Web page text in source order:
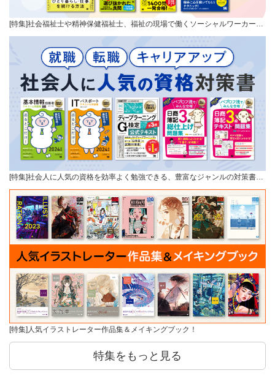
[特集]社会福祉士や精神保健福祉士、福祉の現場で働くソーシャルワーカー…
[特集]社会人に人気の資格を効率よく勉強できる、豊富なジャンルの対策書…
[特集]人気イラストレーター作品集＆メイキングブック！
特集をもっと見る